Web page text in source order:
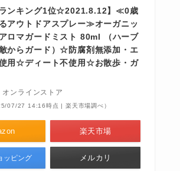
ランキング1位☆2021.8.12】≪0歳
アウトドアスプレー≫オーガニッ
ロマガードミスト 80ml （ハーブ
からガード）☆防腐剤無添加・エ
用☆ディート不使用☆お散歩・ガ
オンラインストア
07/27 14:16時点 | 楽天市場調べ）
楽天市場
ッピング メルカリ